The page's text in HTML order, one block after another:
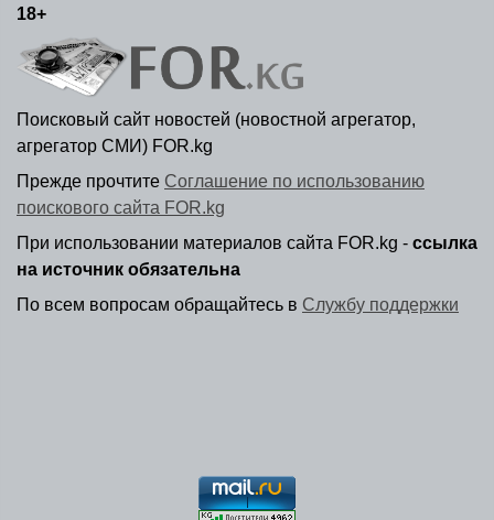
18+
Поисковый сайт новостей (новостной агрегатор,
агрегатор СМИ) FOR.kg
Прежде прочтите Соглашение по использованию
поискового сайта FOR.kg
При использовании материалов сайта FOR.kg - ссылка
на источник обязательна
По всем вопросам обращайтесь в Службу поддержки